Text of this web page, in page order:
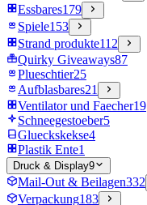
Essbares179
Spiele153
Strand produkte112
Quirky Giveaways87
Plueschtier25
Aufblasbares21
Ventilator und Faecher19
Schneegestoeber5
Glueckskekse4
Plastik Ente1
Druck & Display9
Mail-Out & Beilagen332
Verpackung183